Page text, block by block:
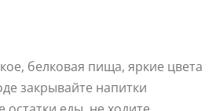
белковая пища, яркие цвета
закрывайте напитки